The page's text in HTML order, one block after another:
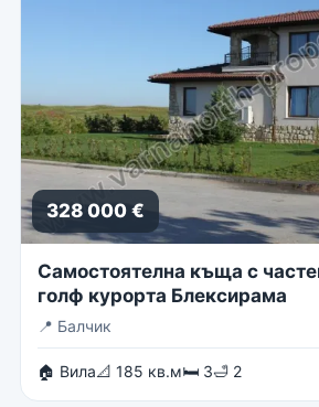
328 000 €
Самостоятелна къща с
голф курорта Блексирама
📍 Балчик
🏠 Вила📐 185 кв.м🛏 3🛁 2